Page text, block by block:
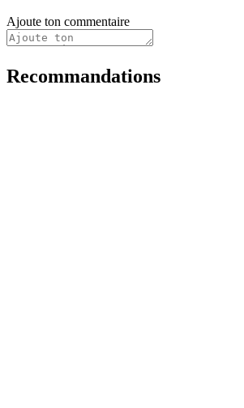
Ajoute ton commentaire
Recommandations